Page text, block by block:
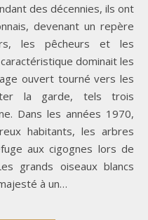
des décennies, ils ont
devenant un repère
les pêcheurs et les
dominait les
ouvert tourné vers les
la garde, tels trois
Dans les années 1970,
habitants, les arbres
aux cigognes lors de
grands oiseaux blancs
à un…